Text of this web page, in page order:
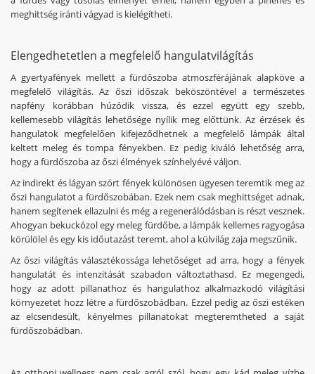
meghittség iránti vágyad is kielégítheti.
Elengedhetetlen a megfelelő hangulatvilágítás
A gyertyafények mellett a fürdőszoba atmoszférájának alapköve a
megfelelő világítás. Az őszi időszak beköszöntével a természetes
napfény korábban húzódik vissza, és ezzel együtt egy szebb,
kellemesebb világítás lehetősége nyílik meg előttünk. Az érzések és
hangulatok megfelelően kifejeződhetnek a megfelelő lámpák által
keltett meleg és tompa fényekben. Ez pedig kiváló lehetőség arra,
hogy a fürdőszoba az őszi élmények színhelyévé váljon.
Az indirekt és lágyan szórt fények különösen ügyesen teremtik meg az
őszi hangulatot a fürdőszobában. Ezek nem csak meghittséget adnak,
hanem segítenek ellazulni és még a regenerálódásban is részt vesznek.
Ahogyan bekuckózol egy meleg fürdőbe, a lámpák kellemes ragyogása
körülölel és egy kis időutazást teremt, ahol a külvilág zaja megszűnik.
Az őszi világítás választékossága lehetőséget ad arra, hogy a fények
hangulatát és intenzitását szabadon változtathasd. Ez megengedi,
hogy az adott pillanathoz és hangulathoz alkalmazkodó világítási
környezetet hozz létre a fürdőszobádban. Ezzel pedig az őszi estéken
az elcsendesült, kényelmes pillanatokat megteremtheted a saját
fürdőszobádban.